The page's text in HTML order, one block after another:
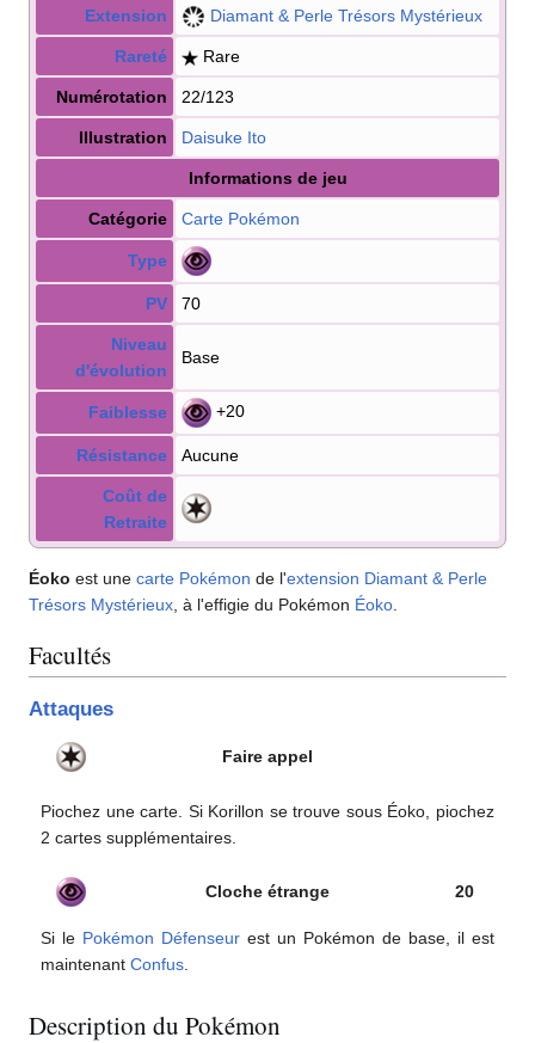
Extension Diamant & Perle Trésors Mystérieux
Rareté Rare
Numérotation 22/123
Illustration Daisuke Ito
Informations de jeu
Catégorie Carte Pokémon
Type
PV 70
Niveau
d'évolution
Base
Faiblesse +20
Résistance Aucune
Coût de
Retraite
Éoko est une carte Pokémon de l'extension Diamant & Perle
Trésors Mystérieux , à l'effigie du Pokémon Éoko
Facultés
Attaques
Faire appel
Piochez une carte. Si Korillon se trouve sous Éoko, piochez
2 cartes supplémentaires.
Cloche étrange 20
Si le Pokémon Défenseur est un Pokémon de base, il est
maintenant Confus
Description du Pokémon